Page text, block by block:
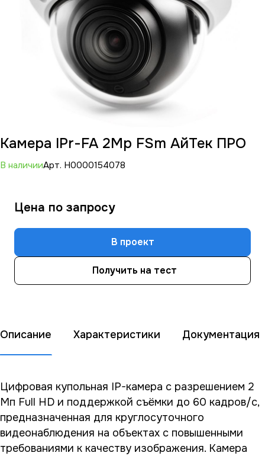
Камера IPr-FA 2Mp FSm АйТек ПРО
В наличииАрт. Н0000154078
Цена по запросу
В проект
Получить на тест
Описание Характеристики Документация
Цифровая купольная IP-камера с разрешением 2
Мп Full HD и поддержкой съёмки до 60 кадров/с,
предназначенная для круглосуточного
видеонаблюдения на объектах с повышенными
требованиями к качеству изображения. Камера